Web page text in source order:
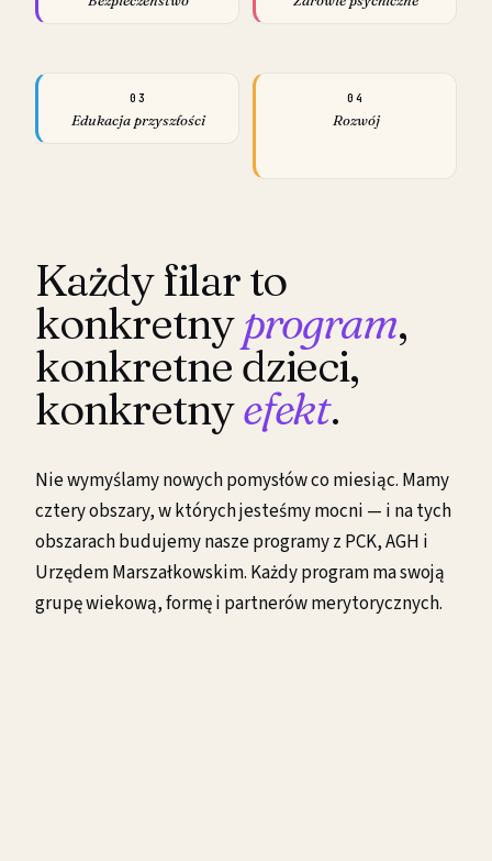
03
Edukacja przyszłości
04
Rozwój
Każdy filar to
konkretnyprogram,
konkretne dzieci,
konkretnyefekt.
Nie wymyślamy nowych pomysłów co miesiąc. Mamy
cztery obszary, w których jesteśmy mocni — i na tych
obszarach budujemy nasze programy z PCK, AGH i
Urzędem Marszałkowskim. Każdy program ma swoją
grupę wiekową, formę i partnerów merytorycznych.